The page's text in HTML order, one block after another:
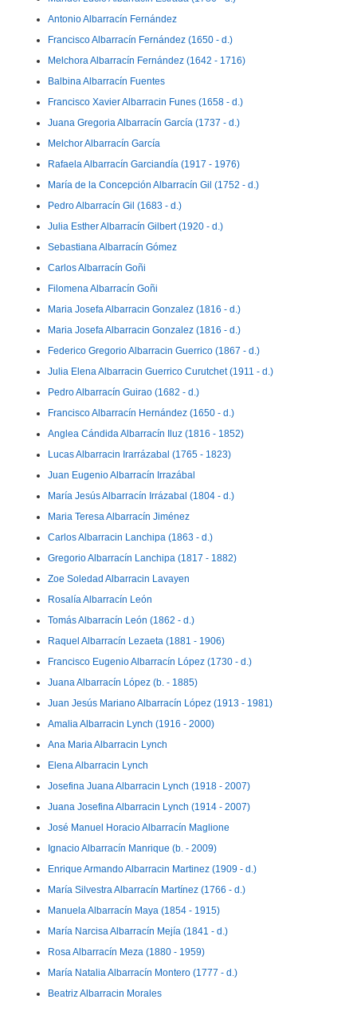
Antonio Albarracín Fernández
Francisco Albarracín Fernández (1650 - d.)
Melchora Albarracín Fernández (1642 - 1716)
Balbina Albarracín Fuentes
Francisco Xavier Albarracin Funes (1658 - d.)
Juana Gregoria Albarracín García (1737 - d.)
Melchor Albarracín García
Rafaela Albarracín Garciandía (1917 - 1976)
María de la Concepción Albarracín Gil (1752 - d.)
Pedro Albarracín Gil (1683 - d.)
Julia Esther Albarracín Gilbert (1920 - d.)
Sebastiana Albarracín Gómez
Carlos Albarracín Goñi
Filomena Albarracín Goñi
Maria Josefa Albarracin Gonzalez (1816 - d.)
Maria Josefa Albarracin Gonzalez (1816 - d.)
Federico Gregorio Albarracin Guerrico (1867 - d.)
Julia Elena Albarracin Guerrico Curutchet (1911 - d.)
Pedro Albarracín Guirao (1682 - d.)
Francisco Albarracín Hernández (1650 - d.)
Anglea Cándida Albarracín Iluz (1816 - 1852)
Lucas Albarracin Irarrázabal (1765 - 1823)
Juan Eugenio Albarracín Irrazábal
María Jesús Albarracín Irrázabal (1804 - d.)
Maria Teresa Albarracín Jiménez
Carlos Albarracin Lanchipa (1863 - d.)
Gregorio Albarracín Lanchipa (1817 - 1882)
Zoe Soledad Albarracin Lavayen
Rosalía Albarracín León
Tomás Albarracín León (1862 - d.)
Raquel Albarracín Lezaeta (1881 - 1906)
Francisco Eugenio Albarracín López (1730 - d.)
Juana Albarracín López (b. - 1885)
Juan Jesús Mariano Albarracín López (1913 - 1981)
Amalia Albarracin Lynch (1916 - 2000)
Ana Maria Albarracin Lynch
Elena Albarracin Lynch
Josefina Juana Albarracin Lynch (1918 - 2007)
Juana Josefina Albarracin Lynch (1914 - 2007)
José Manuel Horacio Albarracín Maglione
Ignacio Albarracín Manrique (b. - 2009)
Enrique Armando Albarracin Martinez (1909 - d.)
María Silvestra Albarracín Martínez (1766 - d.)
Manuela Albarracín Maya (1854 - 1915)
María Narcisa Albarracín Mejía (1841 - d.)
Rosa Albarracín Meza (1880 - 1959)
María Natalia Albarracín Montero (1777 - d.)
Beatriz Albarracin Morales